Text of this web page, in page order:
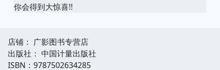
你会得到大惊喜!!
店铺： 广影图书专营店
出版社： 中国计量出版社
ISBN：9787502634285